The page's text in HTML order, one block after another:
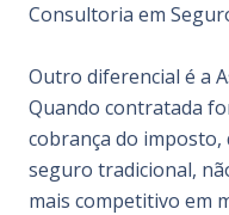
Consultoria em
Outro diferencial é a
Quando contratada
cobrança do imposto,
seguro tradicional,
mais competitivo em